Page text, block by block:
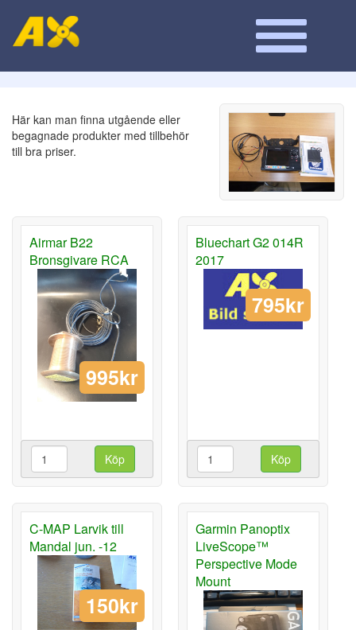
Här kan man finna utgående eller
begagnade produkter med tillbehör
till bra priser.
Airmar B22
Bronsgivare RCA
995kr
Köp
Bluechart G2 014R
2017
795kr
Köp
C-MAP Larvik till
Mandal jun. -12
150kr
Garmin Panoptix
LiveScope™
Perspective Mode
Mount